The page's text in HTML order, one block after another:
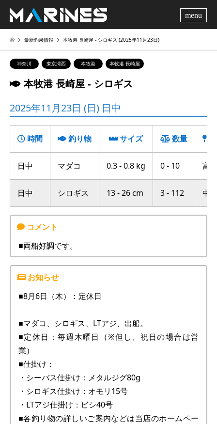
最新釣果情報 本牧港 長崎屋 ‐ シロギス (2025年11月23日)
神奈川 東京湾西 本牧港 本牧港 長崎屋
本牧港 長崎屋 ‐ シロギス
2025年11月23日 (日) 日中
時間 釣り物 サイズ 数量
日中 マダコ 0.3 - 0.8 kg 0 - 10 富
日中 シロギス 13 - 26 cm 3 - 112 中
■両船好調です。
■8月6日（木）：定休日
■マダコ、シロギス、LTアジ、出船。
■定休日：毎週木曜日（※但し、祝日の場合は営
業）
■仕掛け：
・シーバス仕掛け：メタルジグ80g
・シロギス仕掛け：オモリ15号
・LTアジ仕掛け：ビシ40号
■各釣り物の詳しいご案内などは当店のホームペー